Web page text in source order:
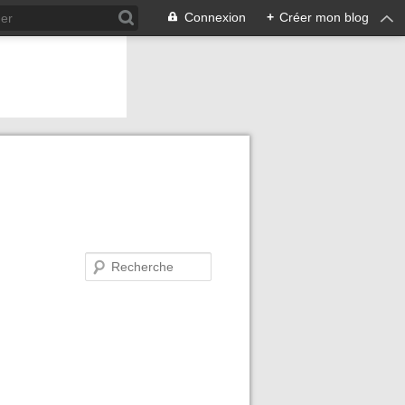
Connexion + Créer mon blog